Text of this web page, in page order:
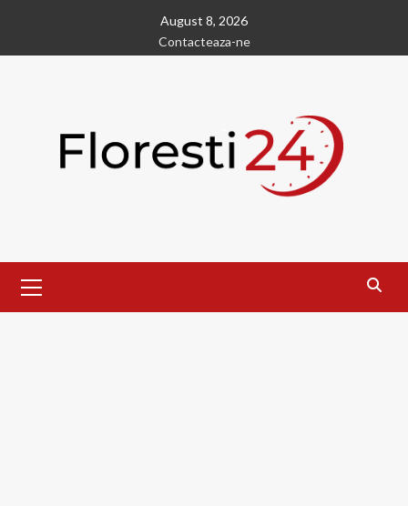
content
August 8, 2026
Contacteaza-ne
Menu